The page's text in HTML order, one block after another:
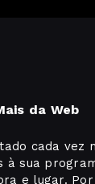
da Web
cada vez
à sua
e lugar. Por